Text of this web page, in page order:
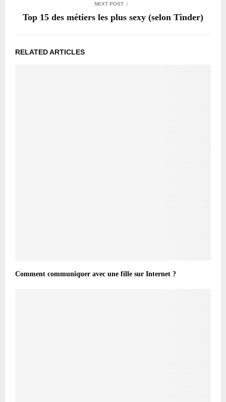
NEXT POST
Top 15 des métiers les plus sexy (selon Tinder)
RELATED ARTICLES
Comment communiquer avec une fille sur Internet ?